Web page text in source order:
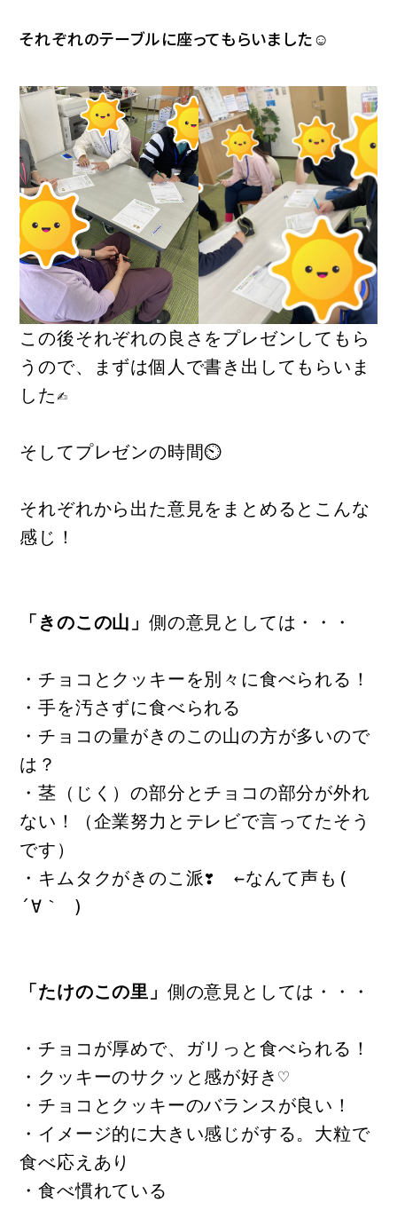
それぞれのテーブルに座ってもらいました☺
この後それぞれの良さをプレゼンしてもら
うので、まずは個人で書き出してもらいま
した✍
そしてプレゼンの時間⏲
それぞれから出た意見をまとめるとこんな
感じ！
「きのこの山」側の意見としては・・・
・チョコとクッキーを別々に食べられる！
・手を汚さずに食べられる
・チョコの量がきのこの山の方が多いので
は？
・茎（じく）の部分とチョコの部分が外れ
ない！（企業努力とテレビで言ってたそう
です）
・キムタクがきのこ派❣　←なんて声も(
´∀｀ )
「たけのこの里」 側の意見としては・・・
・チョコが厚めで、ガリっと食べられる！
・クッキーのサクッと感が好き♡
・チョコとクッキーのバランスが良い！
・イメージ的に大きい感じがする。大粒で
食べ応えあり
・食べ慣れている